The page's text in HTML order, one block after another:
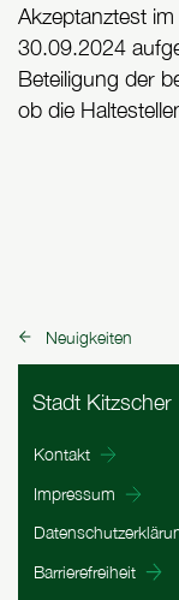
Akzeptanztest
30.09.2024
Beteiligung der
ob die
zurück
Neuigkeiten
Fußbereich
Stadt Kitzscher
Kontakt
Impressum
Barrierefreiheit